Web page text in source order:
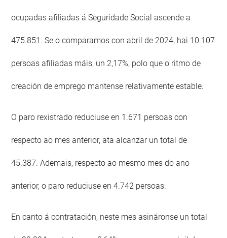
ocupadas afiliadas á Seguridade Social ascende a
475.851. Se o comparamos con abril de 2024, hai 10.107
persoas afiliadas máis, un 2,17%, polo que o ritmo de
creación de emprego mantense relativamente estable.
O paro rexistrado reduciuse en 1.671 persoas con
respecto ao mes anterior, ata alcanzar un total de
45.387. Ademais, respecto ao mesmo mes do ano
anterior, o paro reduciuse en 4.742 persoas.
En canto á contratación, neste mes asináronse un total